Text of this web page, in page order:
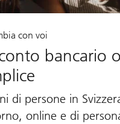
con voi
bancario
di persone in
online e di